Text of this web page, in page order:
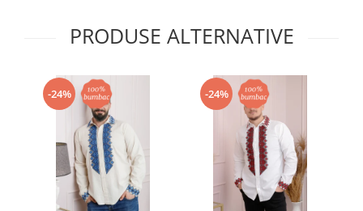
PRODUSE ALTERNATIVE
-24% -24%